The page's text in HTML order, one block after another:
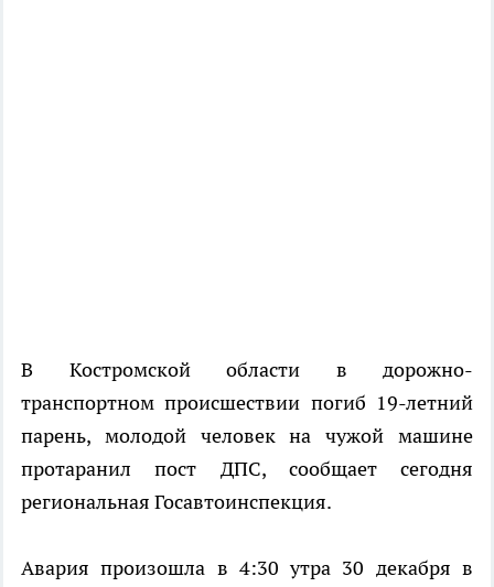
В Костромской области в дорожно-
транспортном происшествии погиб 19-летний
парень, молодой человек на чужой машине
протаранил пост ДПС, сообщает сегодня
региональная Госавтоинспекция.
Авария произошла в 4:30 утра 30 декабря в